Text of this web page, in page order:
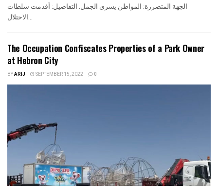
الجهة المتضررة: المواطن يسري الجمل. التفاصيل: أقدمت سلطات
The Occupation Confiscates Properties of a Park Owner
at Hebron City
BYARIJ SEPTEMBER 15, 2022 0